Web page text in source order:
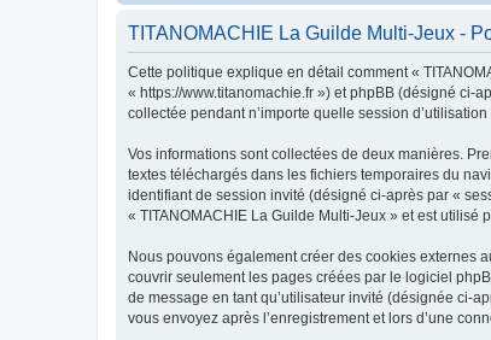
TITANOMACHIE La Guilde Multi-Jeux -
Cette politique explique en détail comment «
« https://www.titanomachie.fr ») et phpBB (désigné ci-
collectée pendant n’importe quelle session
Vos informations sont collectées de deux manières.
textes téléchargés dans les fichiers temporaires du
identifiant de session invité (désigné ci-après par «
« TITANOMACHIE La Guilde Multi-Jeux » et est
Nous pouvons également créer des cookies externes
couvrir seulement les pages créées par le logiciel
de message en tant qu’utilisateur invité (désignée ci-
vous envoyez après l’enregistrement et lors d’une